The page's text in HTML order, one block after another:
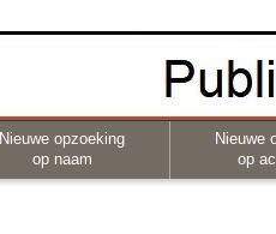
Nieuwe opzoeking
op naam
Nieuwe
op